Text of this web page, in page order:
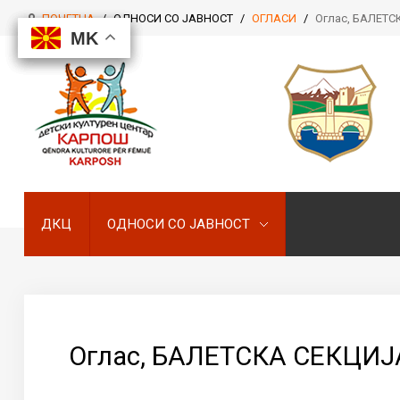
MK
MK
ОДНОСИ СО ЈАВНОСТ
ПОЧЕТНА / ОДНОСИ СО ЈАВНОСТ / ОГЛАСИ / Оглас,
MK
MK
ДКЦ ОДНОСИ СО ЈАВНОСТ
Оглас, БАЛЕТСКА